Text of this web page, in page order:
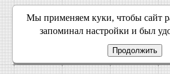
Мы применяем куки, чтобы сайт
запоминал настройки и был
Продолжить